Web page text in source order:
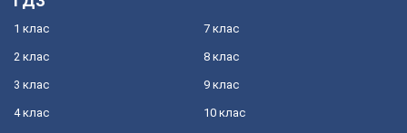
1 клас
2 клас
3 клас
4 клас
7 клас
8 клас
9 клас
10 клас